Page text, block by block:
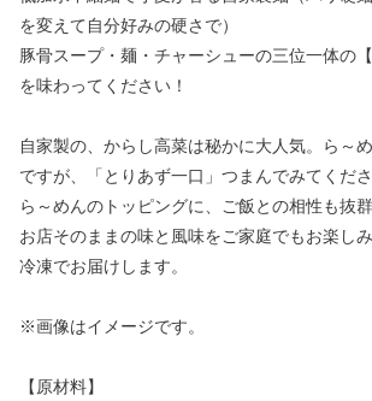
を変えて自分好みの硬さで）
豚骨スープ・麺・チャーシューの三位一体の
を味わってください！
自家製の、からし高菜は秘かに大人気。ら～
ですが、「とりあず一口」つまんでみてくださ
ら～めんのトッピングに、ご飯との相性も抜群
お店そのままの味と風味をご家庭でもお楽し
冷凍でお届けします。
※画像はイメージです。
【原材料】